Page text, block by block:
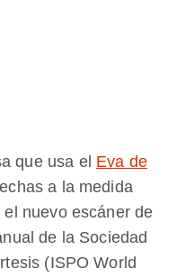
que usa el Eva de
a la medida
nuevo escáner de
de la Sociedad
(ISPO World